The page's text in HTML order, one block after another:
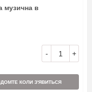
музична в
- +
КОЛИ З'ЯВИТЬСЯ